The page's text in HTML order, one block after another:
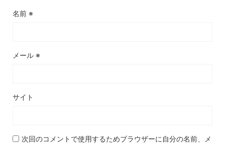
名前 ※
メール ※
サイト
次回のコメントで使用するためブラウザーに自分の名前、メ